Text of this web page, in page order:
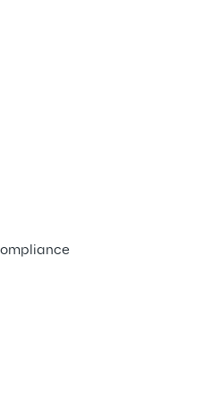
“Le
includere
Così,
ciclo di vita ed
raggiunti. Uno dei
l’obiettivo di